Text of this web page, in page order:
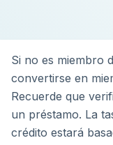
Si no es miembro
convertirse en
Recuerde que
un préstamo. La
crédito estará